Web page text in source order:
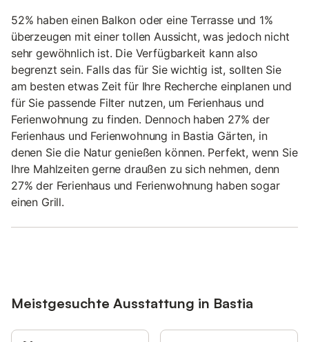
52% haben einen Balkon oder eine Terrasse und 1%
überzeugen mit einer tollen Aussicht, was jedoch nicht
sehr gewöhnlich ist. Die Verfügbarkeit kann also
begrenzt sein. Falls das für Sie wichtig ist, sollten Sie
am besten etwas Zeit für Ihre Recherche einplanen und
für Sie passende Filter nutzen, um Ferienhaus und
Ferienwohnung zu finden. Dennoch haben 27% der
Ferienhaus und Ferienwohnung in Bastia Gärten, in
denen Sie die Natur genießen können. Perfekt, wenn Sie
Ihre Mahlzeiten gerne draußen zu sich nehmen, denn
27% der Ferienhaus und Ferienwohnung haben sogar
einen Grill.
Meistgesuchte Ausstattung in Bastia